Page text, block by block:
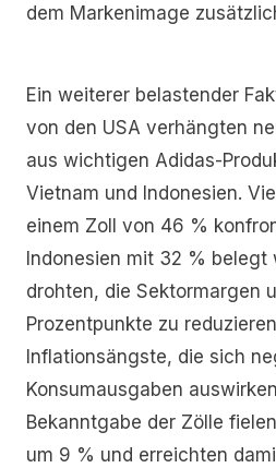
dem Markenimage
Ein weiterer belastender
von den USA verhängten
aus wichtigen Adidas-
Vietnam und Indonesien.
einem Zoll von 46 %
Indonesien mit 32 % belegt
drohten, die Sektormargen
Prozentpunkte zu
Inflationsängste, die sich
Konsumausgaben
Bekanntgabe der Zölle
um 9 % und erreichten